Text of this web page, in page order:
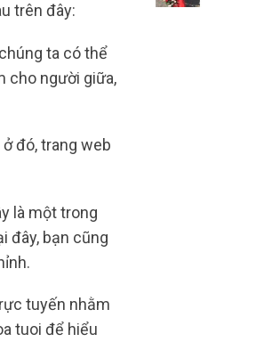
trên đây:
ta có thể
cho người giữa,
đó, trang web
là một trong
đây, bạn cũng
tuyến nhằm
tuoi để hiểu